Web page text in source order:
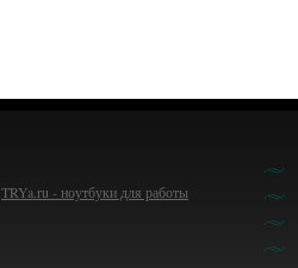
TRYa.ru - ноутбуки для работы